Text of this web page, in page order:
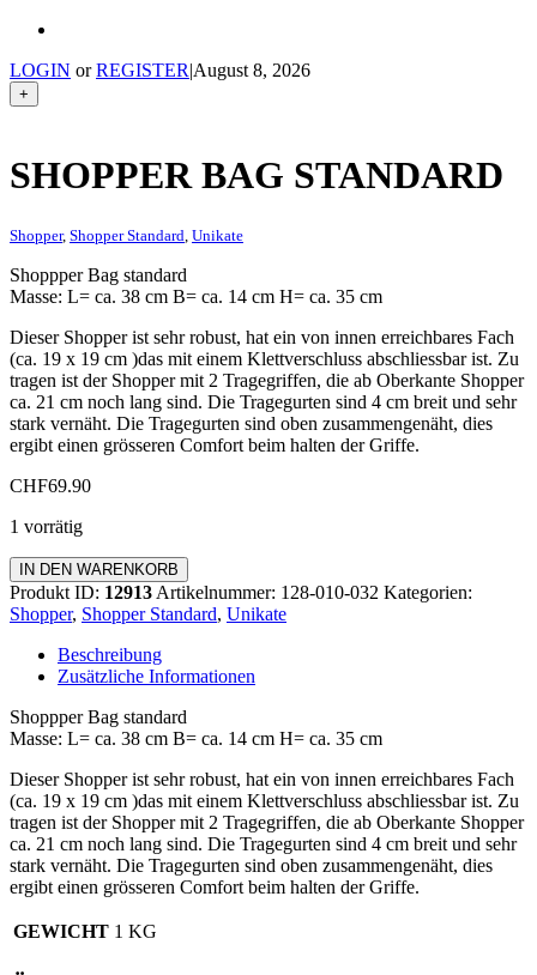
LOGIN orREGISTER|August 8, 2026
+
SHOPPER BAG STANDARD
Shopper, Shopper Standard Unikate
Shoppper Bag standard
Masse: L= ca. 38 cm B= ca. 14 cm H= ca. 35 cm
Dieser Shopper ist sehr robust, hat ein von innen erreichbares Fach
(ca. 19 x 19 cm )das mit einem Klettverschluss abschliessbar ist. Zu
tragen ist der Shopper mit 2 Tragegriffen, die ab Oberkante Shopper
ca. 21 cm noch lang sind. Die Tragegurten sind 4 cm breit und sehr
stark vernäht. Die Tragegurten sind oben zusammengenäht, dies
ergibt einen grösseren Comfort beim halten der Griffe.
CHF69.90
1 vorrätig
Shopper
Bag
Standard
Menge
IN DEN WARENKORB
Produkt ID: 12913 Artikelnummer: 128-010-032 Kategorien:
Shopper, Shopper Standard, Unikate
Beschreibung
Zusätzliche Informationen
Shoppper Bag standard
Masse: L= ca. 38 cm B= ca. 14 cm H= ca. 35 cm
Dieser Shopper ist sehr robust, hat ein von innen erreichbares Fach
(ca. 19 x 19 cm )das mit einem Klettverschluss abschliessbar ist. Zu
tragen ist der Shopper mit 2 Tragegriffen, die ab Oberkante Shopper
ca. 21 cm noch lang sind. Die Tragegurten sind 4 cm breit und sehr
stark vernäht. Die Tragegurten sind oben zusammengenäht, dies
ergibt einen grösseren Comfort beim halten der Griffe.
GEWICHT 1 KG